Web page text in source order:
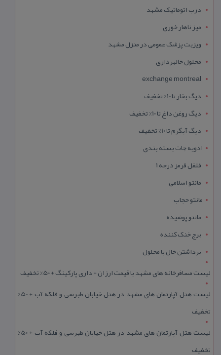
درب اتوماتیک مشهد
میز ناهار خوری
ویزیت پزشک عمومی در منزل مشهد
محلول خالبرداری
exchange montreal
دیگ بخار تا 10% تخفیف
دیگ روغن داغ تا 10% تخفیف
دیگ آبگرم تا 10% تخفیف
ادویه جات بسته بندی
فلفل قرمز درجه 1
مانتو اسلامی
مانتو حجاب
مانتو پوشیده
برج خنک کننده
برداشتن خال با محلول
لیست مسافرخانه های مشهد با قیمت ارزان + داری پارکینگ + 50% تخفیف
لیست هتل آپارتمان های مشهد در هتل خیابان طبرسی و فلکه آب + 50%
تخفیف
لیست هتل آپارتمان های مشهد در هتل خیابان طبرسی و فلکه آب + 50%
تخفیف